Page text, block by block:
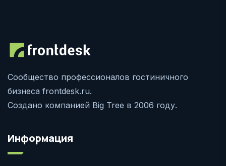
Сообщество профессионалов гостиничного
бизнеса frontdesk.ru.
Создано компанией Big Tree в 2006 году.
Информация